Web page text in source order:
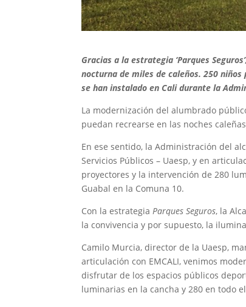
Gracias a la estrategia ‘Parques
nocturna de miles de caleños. 250 niños
se han instalado en Cali durante la
La modernización del alumbrado
puedan recrearse en las noches
En ese sentido, la Administración del
Servicios Públicos – Uaesp, y en
proyectores y la intervención de 280
Guabal en la Comuna 10.
Con la estrategiaParques Seguros, la
la convivencia y por supuesto, la
Camilo Murcia, director de la Uaesp,
articulación con EMCALI, venimos
disfrutar de los espacios públicos
luminarias en la cancha y 280 en todo